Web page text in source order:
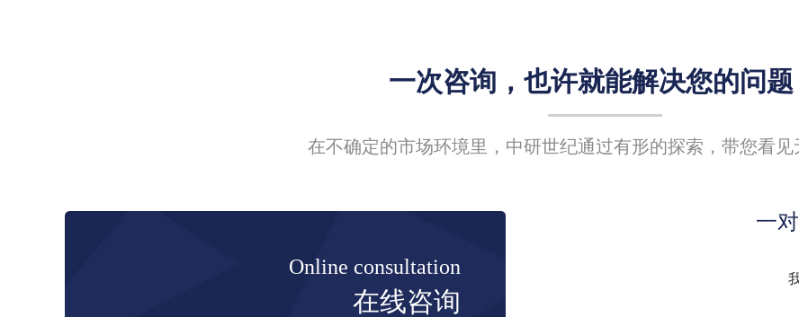
一次咨询，也许就能解决您的问题
在不确定的市场环境里，中研世纪通过有形的探索，带您看见
Online consultation
在线咨询
一